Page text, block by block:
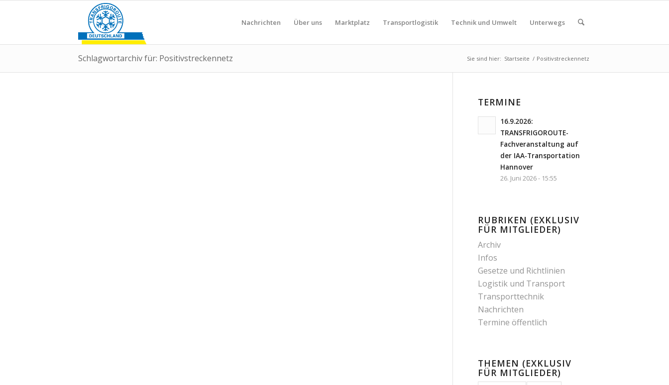
Nachrichten Über uns Marktplatz Transportlogistik Technik und Umwelt Unterwegs
Schlagwortarchiv für: Positivstreckennetz Sie sind hier: Startseite / Positivstreckennetz
TERMINE
16.9.2026:
TRANSFRIGOROUTE-
Fachveranstaltung auf
der IAA-Transportation
Hannover
26. Juni 2026 - 15:55
RUBRIKEN (EXKLUSIV
FÜR MITGLIEDER)
Archiv
Infos
Gesetze und Richtlinien
Logistik und Transport
Transporttechnik
Nachrichten
Termine öffentlich
THEMEN (EXKLUSIV
FÜR MITGLIEDER)